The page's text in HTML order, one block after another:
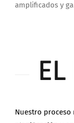
amplificados y
Nuestro